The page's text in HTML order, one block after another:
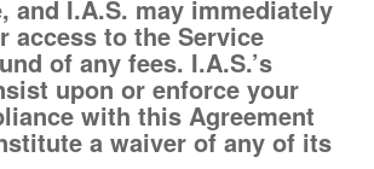
and I.A.S. may immediately
access to the Service
of any fees. I.A.S.’s
upon or enforce your
with this Agreement
a waiver of any of its